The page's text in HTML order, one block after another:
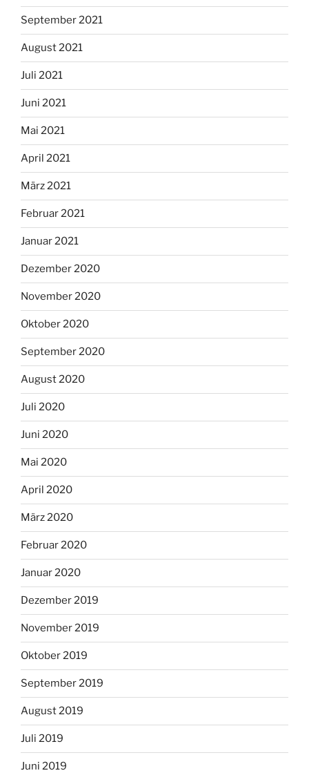
September 2021
August 2021
Juli 2021
Juni 2021
Mai 2021
April 2021
März 2021
Februar 2021
Januar 2021
Dezember 2020
November 2020
Oktober 2020
September 2020
August 2020
Juli 2020
Juni 2020
Mai 2020
April 2020
März 2020
Februar 2020
Januar 2020
Dezember 2019
November 2019
Oktober 2019
September 2019
August 2019
Juli 2019
Juni 2019